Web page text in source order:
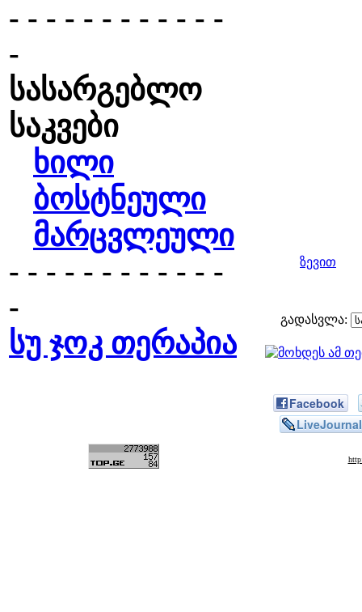
- - - - - - - - - - - -
-
სასარგებლო
საკვები
ხილი
ბოსტნეული
მარცვლეული
- - - - - - - - - - - -
-
სუ ჯოკ თერაპია
ზევით
გადასვლა:
Facebook
LiveJournal